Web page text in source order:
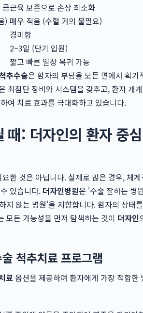
근육 보존으로 손상 최소화
) 매우 적음 (수혈 거의 불필요)
경미함
2~3일 (단기 입원)
짧고 빠른 일상 복귀 가능
추수술은 환자의 부담을 모든 면에서 획기
최첨단 장비와 시스템을 갖추고, 환자 개
여 치료 효과를 극대화하고 있습니다.
때: 더자인의 환자 중
한 것은 아닙니다. 실제로 많은 경우, 체
있습니다. 더자인병원은 '수술 잘하는 병
지 않는 병원'을 지향합니다. 환자의 상태
모든 가능성을 먼저 탐색하는 것이 더자인
척추치료 프로그램
료 옵션을 제공하여 환자에게 가장 적합한